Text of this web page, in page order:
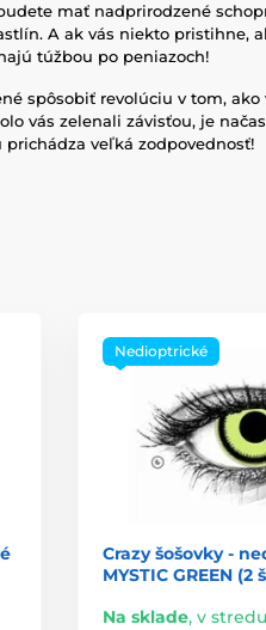
mať nadprirodzené
A ak vás niekto pristihne,
túžbou po peniazoch!
spôsobiť revolúciu v tom,
vás zelenali závisťou, je
veľká zodpovednosť!
Nedioptrické
Crazy šošovky -
MYSTIC GREEN (2
Na sklade, v stredu